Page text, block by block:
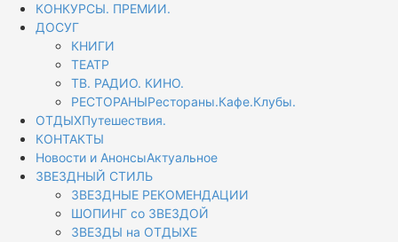
КОНКУРСЫ. ПРЕМИИ.
ДОСУГ
КНИГИ
ТЕАТР
ТВ. РАДИО. КИНО.
РЕСТОРАНЫРестораны.Кафе.Клубы.
ОТДЫХПутешествия.
КОНТАКТЫ
Новости и АнонсыАктуальное
ЗВЕЗДНЫЙ СТИЛЬ
ЗВЕЗДНЫЕ РЕКОМЕНДАЦИИ
ШОПИНГ со ЗВЕЗДОЙ
ЗВЕЗДЫ на ОТДЫХЕ